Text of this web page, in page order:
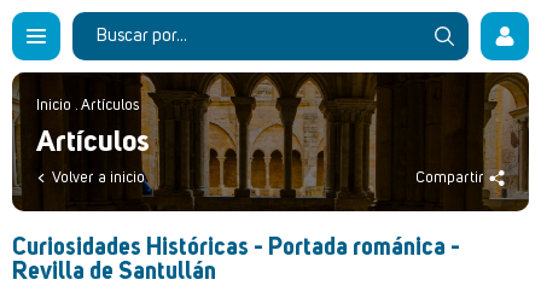
Inicio . Artículos
Artículos
Volver a inicio Compartir
Curiosidades Históricas - Portada románica -
Revilla de Santullán